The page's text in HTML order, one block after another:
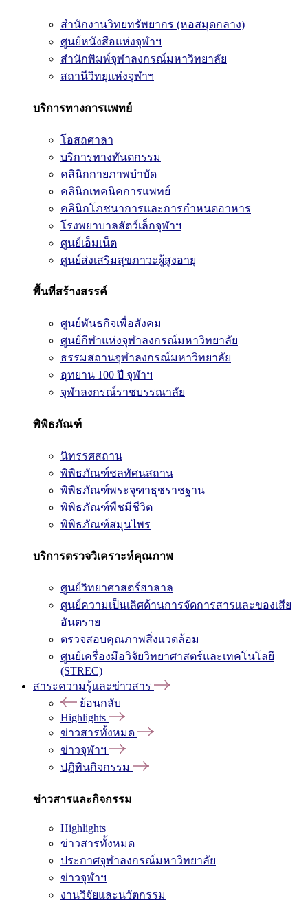
สำนักงานวิทยทรัพยากร (หอสมุดกลาง)
ศูนย์หนังสือแห่งจุฬาฯ
สำนักพิมพ์จุฬาลงกรณ์มหาวิทยาลัย
สถานีวิทยุแห่งจุฬาฯ
บริการทางการแพทย์
โอสถศาลา
บริการทางทันตกรรม
คลินิกกายภาพบำบัด
คลินิกเทคนิคการแพทย์
คลินิกโภชนาการและการกำหนดอาหาร
โรงพยาบาลสัตว์เล็กจุฬาฯ
ศูนย์เอ็มเน็ต
ศูนย์ส่งเสริมสุขภาวะผู้สูงอายุ
พื้นที่สร้างสรรค์
ศูนย์พันธกิจเพื่อสังคม
ศูนย์กีฬาแห่งจุฬาลงกรณ์มหาวิทยาลัย
ธรรมสถานจุฬาลงกรณ์มหาวิทยาลัย
อุทยาน 100 ปี จุฬาฯ
จุฬาลงกรณ์ราชบรรณาลัย
พิพิธภัณฑ์
นิทรรศสถาน
พิพิธภัณฑ์ชลทัศนสถาน
พิพิธภัณฑ์พระจุฑาธุชราชฐาน
พิพิธภัณฑ์พืชมีชีวิต
พิพิธภัณฑ์สมุนไพร
บริการตรวจวิเคราะห์คุณภาพ
ศูนย์วิทยาศาสตร์ฮาลาล
ศูนย์ความเป็นเลิศด้านการจัดการสารและของเสีย
อันตราย
ตรวจสอบคุณภาพสิ่งแวดล้อม
ศูนย์เครื่องมือวิจัยวิทยาศาสตร์และเทคโนโลยี
(STREC)
สาระความรู้และข่าวสาร
ย้อนกลับ
Highlights
ข่าวสารทั้งหมด
ข่าวจุฬาฯ
ปฏิทินกิจกรรม
ข่าวสารและกิจกรรม
Highlights
ข่าวสารทั้งหมด
ประกาศจุฬาลงกรณ์มหาวิทยาลัย
ข่าวจุฬาฯ
งานวิจัยและนวัตกรรม